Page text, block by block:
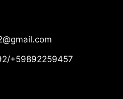
+59892259457